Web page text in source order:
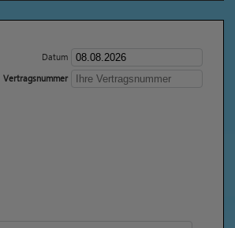
Datum
Vertragsnummer